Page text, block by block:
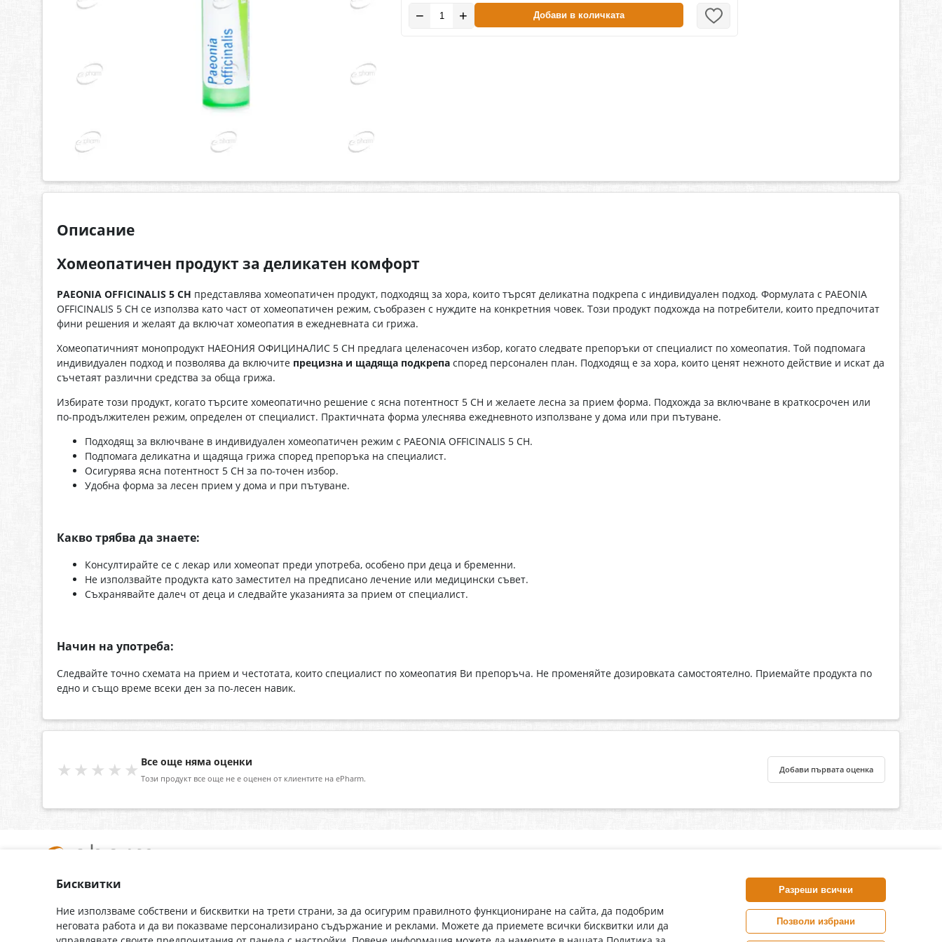
− + Добави в количката
Описание
Хомеопатичен продукт за деликатен комфорт
PAEONIA OFFICINALIS 5 CH представлява хомеопатичен продукт, подходящ за хора, които търсят деликатна подкрепа с индивидуален подход. Формулата с PAEONIA
OFFICINALIS 5 CH се използва като част от хомеопатичен режим, съобразен с нуждите на конкретния човек. Този продукт подхожда на потребители, които предпочитат
фини решения и желаят да включат хомеопатия в ежедневната си грижа.
Хомеопатичният монопродукт НАЕОНИЯ ОФИЦИНАЛИС 5 CH предлага целенасочен избор, когато следвате препоръки от специалист по хомеопатия. Той подпомага
индивидуален подход и позволява да включите прецизна и щадяща подкрепа според персонален план. Подходящ е за хора, които ценят нежното действие и искат да
съчетаят различни средства за обща грижа.
Избирате този продукт, когато търсите хомеопатично решение с ясна потентност 5 CH и желаете лесна за прием форма. Подхожда за включване в краткосрочен или
по-продължителен режим, определен от специалист. Практичната форма улеснява ежедневното използване у дома или при пътуване.
Подходящ за включване в индивидуален хомеопатичен режим с PAEONIA OFFICINALIS 5 CH.
Подпомага деликатна и щадяща грижа според препоръка на специалист.
Осигурява ясна потентност 5 CH за по-точен избор.
Удобна форма за лесен прием у дома и при пътуване.
Какво трябва да знаете:
Консултирайте се с лекар или хомеопат преди употреба, особено при деца и бременни.
Не използвайте продукта като заместител на предписано лечение или медицински съвет.
Съхранявайте далеч от деца и следвайте указанията за прием от специалист.
Начин на употреба:
Следвайте точно схемата на прием и честотата, които специалист по хомеопатия Ви препоръча. Не променяйте дозировката самостоятелно. Приемайте продукта по
едно и също време всеки ден за по-лесен навик.
★★★★★ Все още няма оценки
Този продукт все още не е оценен от клиентите на ePharm.
Добави първата оценка
За нас
Контакти
Полезни връзки
Доставка
Гаранция
Плащане
С абонамента се съгласявам сПолитиката за лични данни .
ePharm.bg е лицензирана онлайн аптека и част от аптеки
„Ванчева“, които повече от 30 години се грижат за здравето на
своите пациенти.
ePharm е лицензирана онлайн аптека от
Бисквитки
Ние използваме собствени и бисквитки на трети страни, за да осигурим правилното функциониране на сайта, да подобрим
неговата работа и да ви показваме персонализирано съдържание и реклами. Можете да приемете всички бисквитки или да
Разреши всички
Позволи избрани